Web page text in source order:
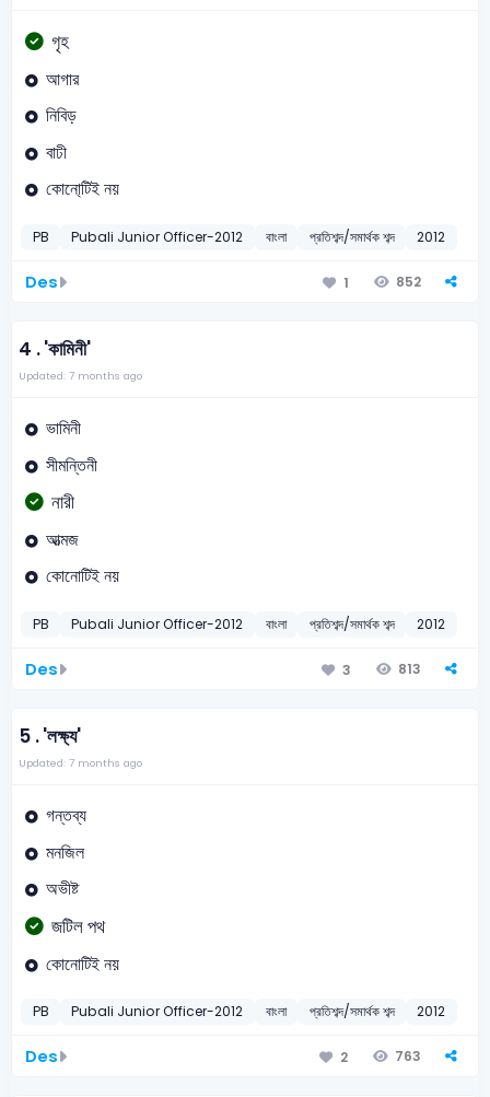
গৃহ
আগার
নিবিড়
বাঢী
কোনো্টিই নয়
PB Pubali Junior Officer-2012 বাংলা প্রতিশব্দ/সমার্থক শব্দ 2012
Des 1 852
4 .'কামিনী'
Updated: 7 months ago
ভামিনী
সীমন্তিনী
নারী
আত্মজ
কোনোটিই নয়
PB Pubali Junior Officer-2012 বাংলা প্রতিশব্দ/সমার্থক শব্দ 2012
Des 3 813
5 .'লক্ষ্য'
Updated: 7 months ago
গন্তব্য
মনজিল
অভীষ্ট
জটিল পথ
কোনোটিই নয়
PB Pubali Junior Officer-2012 বাংলা প্রতিশব্দ/সমার্থক শব্দ 2012
Des 2 763